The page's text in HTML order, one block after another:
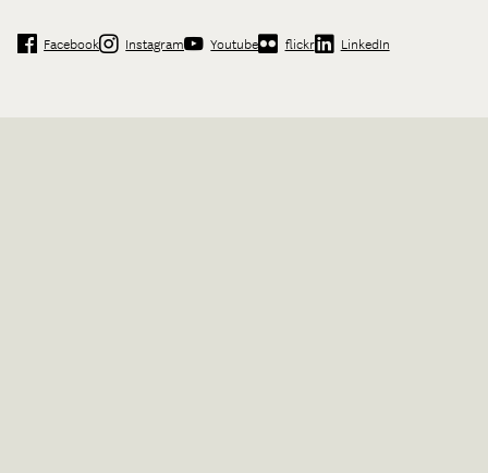
Facebook Instagram Youtube flickr LinkedIn